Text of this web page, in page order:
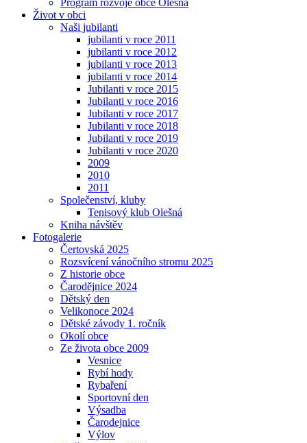
Program rozvoje obce Olešná
Život v obci
Naši jubilanti
jubilanti v roce 2011
jubilanti v roce 2012
jubilanti v roce 2013
jubilanti v roce 2014
Jubilanti v roce 2015
Jubilanti v roce 2016
Jubilanti v roce 2017
Jubilanti v roce 2018
Jubilanti v roce 2019
Jubilanti v roce 2020
2009
2010
2011
Společenství, kluby
Tenisový klub Olešná
Kniha návštěv
Fotogalerie
Čertovská 2025
Rozsvícení vánočního stromu 2025
Z historie obce
Čarodějnice 2024
Dětský den
Velikonoce 2024
Dětské závody 1. ročník
Okolí obce
Ze života obce 2009
Vesnice
Rybí hody
Rybaření
Sportovní den
Výsadba
Čarodejnice
Výlov